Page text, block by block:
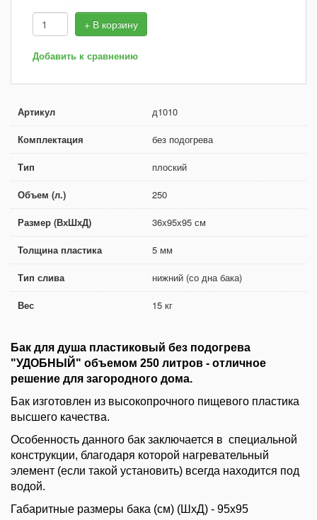
+ В корзину
Добавить к сравнению
Артикул д1010
Комплектация без подогрева
Тип плоский
Объем (л.) 250
Размер (ВхШхД) 36х95х95 см
Толщина пластика 5 мм
Тип слива нижний (со дна бака)
Вес 15 кг
Бак для душа пластиковый без подогрева
"УДОБНЫЙ" объемом 250 литров - отличное
решение для загородного дома.
Бак изготовлен из высокопрочного пищевого пластика
высшего качества.
Особенность данного бак заключается в специальной
конструкции, благодаря которой нагревательный
элемент (если такой установить) всегда находится под
водой.
Габаритные размеры бака (см) (ШхД) - 95х95